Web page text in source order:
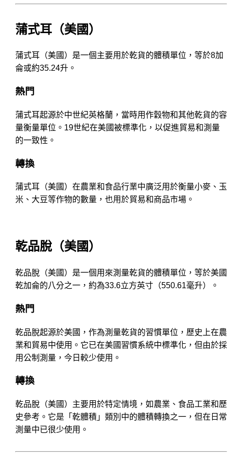
蒲式耳（美國）
蒲式耳（美國）是一個主要用於乾貨的體積單位，等於8加
侖或約35.24升。
熱門
蒲式耳起源於中世紀英格蘭，當時用作穀物和其他乾貨的容
量衡量單位。19世紀在美國被標準化，以促進貿易和測量
的一致性。
轉換
蒲式耳（美國）在農業和食品行業中廣泛用於衡量小麥、玉
米、大豆等作物的數量，也用於貿易和商品市場。
乾品脫（美國）
乾品脫（美國）是一個用來測量乾貨的體積單位，等於美國
乾加侖的八分之一，約為33.6立方英寸（550.61毫升）。
熱門
乾品脫起源於美國，作為測量乾貨的習慣單位，歷史上在農
業和貿易中使用。它已在美國習慣系統中標準化，但由於採
用公制測量，今日較少使用。
轉換
乾品脫（美國）主要用於特定情境，如農業、食品工業和歷
史參考。它是「乾體積」類別中的體積轉換之一，但在日常
測量中已很少使用。